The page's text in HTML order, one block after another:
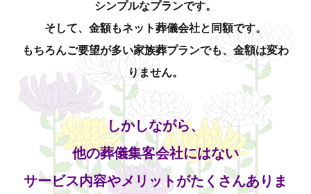
シンプルなプランです。
そして、金額もネット葬儀会社と同額です。
もちろんご要望が多い家族葬プランでも、金額は変わ
りません。
しかしながら、
他の葬儀集客会社にはない
サービス内容やメリットがたくさんありま